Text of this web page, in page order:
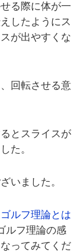
る際に体が一
したようにス
が出やすくな
回転させる意
とスライスが
た。
いました。
ルフ理論とは
ルフ理論の感
ってみてくだ